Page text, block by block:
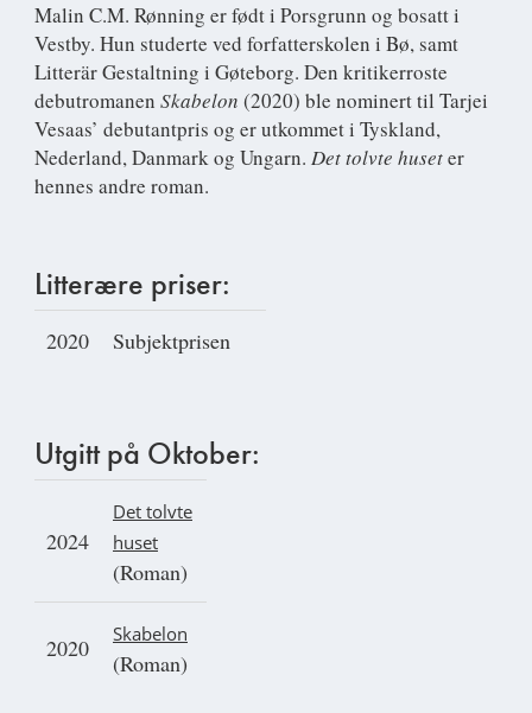
Malin C.M. Rønning er født i Porsgrunn og bosatt i
Vestby. Hun studerte ved forfatterskolen i Bø, samt
Litterär Gestaltning i Gøteborg. Den kritikerroste
debutromanen Skabelon (2020) ble nominert til Tarjei
Vesaas’ debutantpris og er utkommet i Tyskland,
Nederland, Danmark og Ungarn. Det tolvte huseter
hennes andre roman.
Litterære priser:
2020 Subjektprisen
Utgitt på Oktober:
2024
Det tolvte
huset
(Roman)
2020 Skabelon
(Roman)